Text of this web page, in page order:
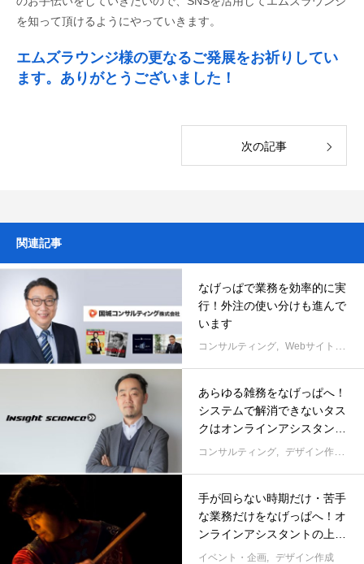
を知って頂けるようにやっていきます。
エムズラウンジ様の更なるご発展をお祈りしてい
ます。ありがとうございました！
次の記事
関連記事
なげっぱで業務を効率的に実
行！外注の使い分けも進んで
います
コンサルティング Webサイト改修
あらゆる雑務をなげっぱへ！
システムで解消できないタス
クはオンラインアシスタント
で自動化
コンサルティング デザイン作成
手が回らない時期だけ・苦手
な業務だけをなげっぱへ！オ
ンラインアシスタントの上手
な短期的活用法
イベント・企画 デザイン作成